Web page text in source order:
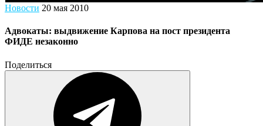
Новости 20 мая 2010
Адвокаты: выдвижение Карпова на пост президента
ФИДЕ незаконно
Поделиться